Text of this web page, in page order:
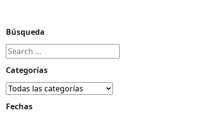
Búsqueda
Categorías
Fechas